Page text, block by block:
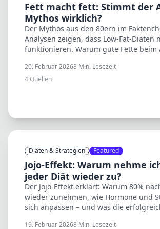
Fett macht fett: Stimmt der
Mythos wirklich?
Der Mythos aus den 80ern im
Analysen zeigen, dass Low-Fat-Diäten
funktionieren. Warum gute Fette beim
20. Februar 20268 Min. Lesezeit
4Quellen
Diäten & Strategien Featured
Jojo-Effekt: Warum nehme
jeder Diät wieder zu?
Der Jojo-Effekt erklärt: Warum 80%
wieder zunehmen, wie Hormone und
sich anpassen – und was die
19. Februar 20268 Min. Lesezeit